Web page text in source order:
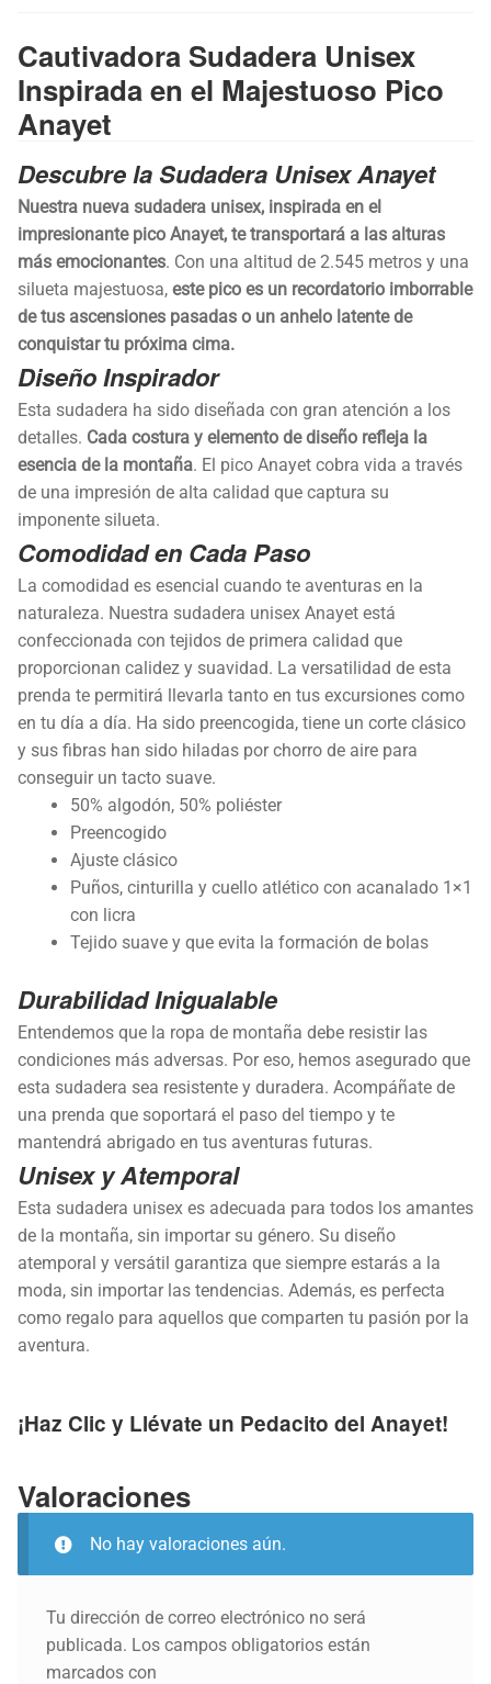
Cautivadora Sudadera Unisex
Inspirada en el Majestuoso Pico
Anayet
Descubre la Sudadera Unisex Anayet
Nuestra nueva sudadera unisex, inspirada en el
impresionante pico Anayet, te transportará a las alturas
más emocionantes. Con una altitud de 2.545 metros y una
silueta majestuosa, este pico es un recordatorio imborrable
de tus ascensiones pasadas o un anhelo latente de
conquistar tu próxima cima.
Diseño Inspirador
Esta sudadera ha sido diseñada con gran atención a los
detalles. Cada costura y elemento de diseño refleja la
esencia de la montaña. El pico Anayet cobra vida a través
de una impresión de alta calidad que captura su
imponente silueta.
Comodidad en Cada Paso
La comodidad es esencial cuando te aventuras en la
naturaleza. Nuestra sudadera unisex Anayet está
confeccionada con tejidos de primera calidad que
proporcionan calidez y suavidad. La versatilidad de esta
prenda te permitirá llevarla tanto en tus excursiones como
en tu día a día. Ha sido preencogida, tiene un corte clásico
y sus fibras han sido hiladas por chorro de aire para
conseguir un tacto suave.
50% algodón, 50% poliéster
Preencogido
Ajuste clásico
Puños, cinturilla y cuello atlético con acanalado 1×1
con licra
Tejido suave y que evita la formación de bolas
Durabilidad Inigualable
Entendemos que la ropa de montaña debe resistir las
condiciones más adversas. Por eso, hemos asegurado que
esta sudadera sea resistente y duradera. Acompáñate de
una prenda que soportará el paso del tiempo y te
mantendrá abrigado en tus aventuras futuras.
Unisex y Atemporal
Esta sudadera unisex es adecuada para todos los amantes
de la montaña, sin importar su género. Su diseño
atemporal y versátil garantiza que siempre estarás a la
moda, sin importar las tendencias. Además, es perfecta
como regalo para aquellos que comparten tu pasión por la
aventura.
¡Haz Clic y Llévate un Pedacito del Anayet!
Valoraciones
No hay valoraciones aún.
Tu dirección de correo electrónico no será
publicada. Los campos obligatorios están
marcados con